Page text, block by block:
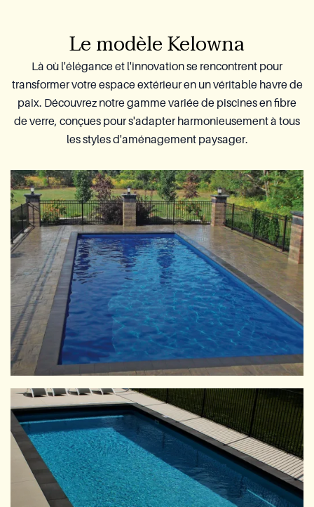
Le modèle Kelowna
Là où l'élégance et l'innovation se rencontrent pour
transformer votre espace extérieur en un véritable havre de
paix. Découvrez notre gamme variée de piscines en fibre
de verre, conçues pour s'adapter harmonieusement à tous
les styles d'aménagement paysager.​